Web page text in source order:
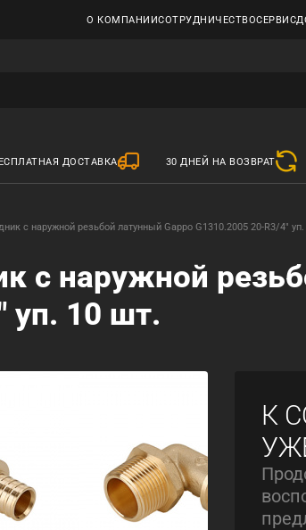
О КОМПАНИИСОТРУДНИЧЕСТВОСЕРВИС
ДОСТАВКА 30 ДНЕЙ НА ВОЗВРАТ
с наружной резьбой латунный Gappo G1310.2005 20-R3/4"
с наружной
уп. 10 шт.
К